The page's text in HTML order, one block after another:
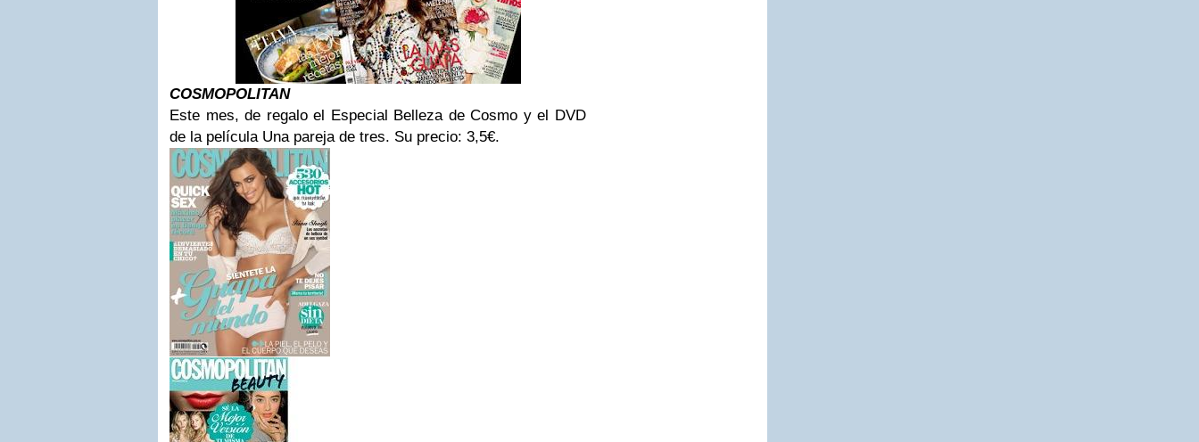
COSMOPOLITAN
Este mes, de regaloel Especial Belleza de Cosmo y el DVD
de la película Una pareja de tres. Su precio: 3,5€.